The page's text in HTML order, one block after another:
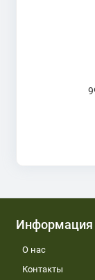
Информация
О нас
Контакты